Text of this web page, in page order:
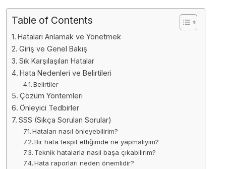
Table of Contents
Hataları Anlamak ve Yönetmek
Giriş ve Genel Bakış
Sık Karşılaşılan Hatalar
Hata Nedenleri ve Belirtileri
Belirtiler
Çözüm Yöntemleri
Önleyici Tedbirler
SSS (Sıkça Sorulan Sorular)
Hataları nasıl önleyebilirim?
Bir hata tespit ettiğimde ne yapmalıyım?
Teknik hatalarla nasıl başa çıkabilirim?
Hata raporları neden önemlidir?